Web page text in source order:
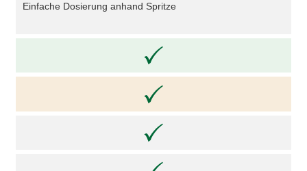
Einfache Dosierung anhand Spritze